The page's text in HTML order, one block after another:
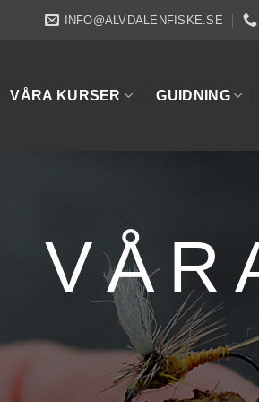
INFO@ALVDALENFISKE.SE
VÅRA KURSER GUIDNING